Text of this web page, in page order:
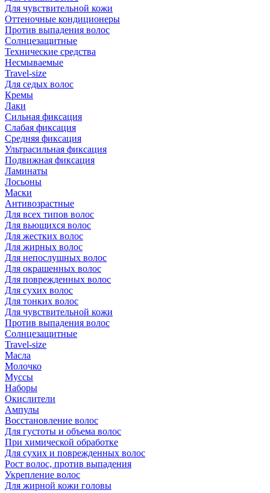
Для чувствительной кожи
Оттеночные кондиционеры
Против выпадения волос
Солнцезащитные
Технические средства
Несмываемые
Travel-size
Для седых волос
Кремы
Лаки
Сильная фиксация
Слабая фиксация
Средняя фиксация
Ультрасильная фиксация
Подвижная фиксация
Ламинаты
Лосьоны
Маски
Антивозрастные
Для всех типов волос
Для вьющихся волос
Для жестких волос
Для жирных волос
Для непослушных волос
Для окрашенных волос
Для поврежденных волос
Для сухих волос
Для тонких волос
Для чувствительной кожи
Против выпадения волос
Солнцезащитные
Travel-size
Масла
Молочко
Муссы
Наборы
Окислители
Ампулы
Восстановление волос
Для густоты и объема волос
При химической обработке
Для сухих и поврежденных волос
Рост волос, против выпадения
Укрепление волос
Для жирной кожи головы